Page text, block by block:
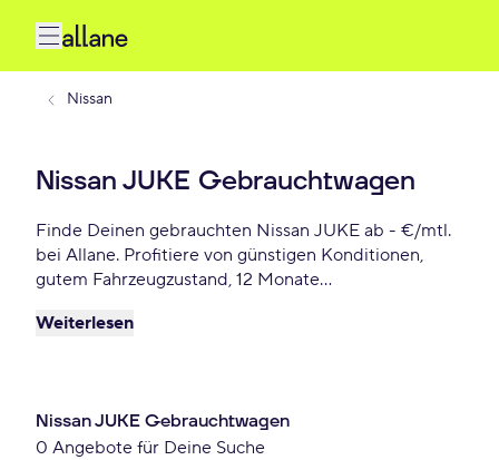
Nissan
Nissan JUKE Gebrauchtwagen
Finde Deinen gebrauchten Nissan JUKE ab - €/mtl.
bei Allane. Profitiere von günstigen Konditionen,
gutem Fahrzeugzustand, 12 Monate
Vorteile. Reserviere Dir Deinen Wunsch-Nissan
Weiterlesen
Nissan JUKE Gebrauchtwagen
0 Angebote für Deine Suche